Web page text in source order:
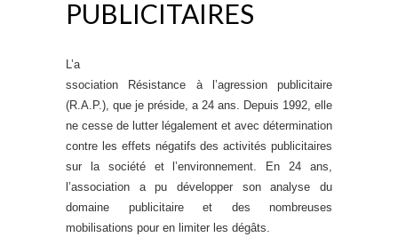
PUBLICITAIRES
L’a
ssociation Résistance à l’agression publicitaire
(R.A.P.), que je préside, a 24 ans. Depuis 1992, elle
ne cesse de lutter légalement et avec détermination
contre les effets négatifs des activités publicitaires
sur la société et l’environnement. En 24 ans,
l’association a pu développer son analyse du
domaine publicitaire et des nombreuses
mobilisations pour en limiter les dégâts.